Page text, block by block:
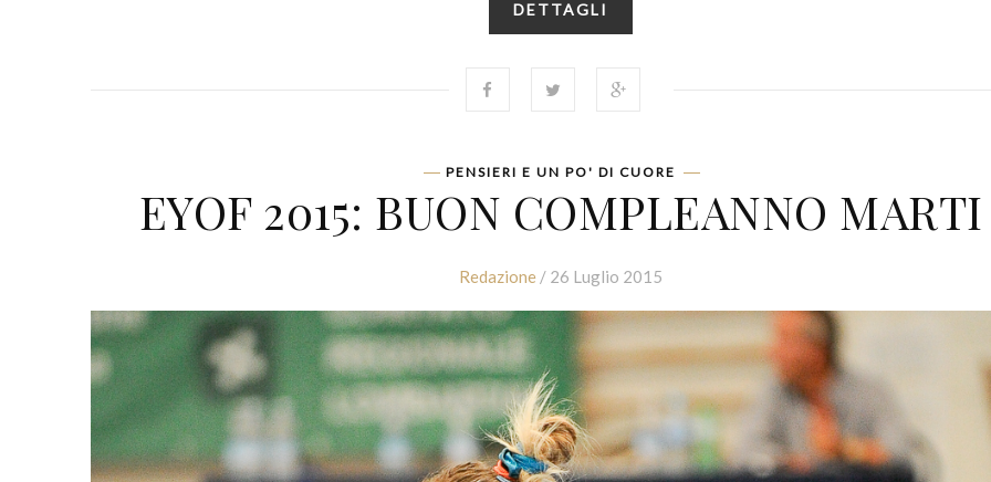
DETTAGLI
PENSIERI E UN PO' DI CUORE
EYOF 2015: BUON COMPLEANNO MARTI
Redazione / 26 Luglio 2015